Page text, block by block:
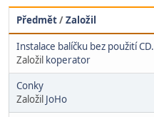
Předmět/Založil
Instalace balíčku bez použití CD.
Založil koperator
Conky
Založil JoHo